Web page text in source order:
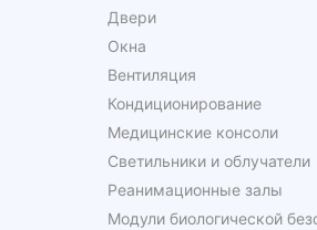
Двери
Окна
Вентиляция
Кондиционирование
Медицинские консоли
Светильники и облучатели
Реанимационные залы
Модули биологической